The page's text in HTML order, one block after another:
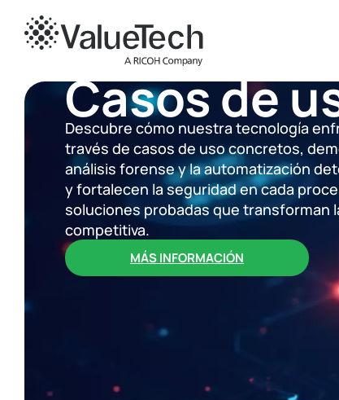
Casos de
Descubre cómo nuestra tecnología
través de casos de uso concretos,
análisis forense y la automatización
y fortalecen la seguridad en cada
soluciones probadas que transforman
competitiva.
MÁS INFORMACIÓN